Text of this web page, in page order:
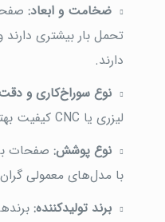
ضخامت و ابعاد:
تحمل بار بیشتری
دارند.
نوع سوراخ‌کاری و
لیزری یا CNC کیفیت بهتری دارند.
نوع پوشش:صفحات
با مدل‌های معمولی
برند تولیدکننده: